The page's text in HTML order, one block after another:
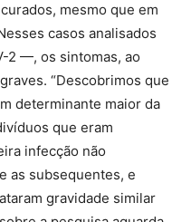
mesmo que em
casos analisados
2 —, os sintomas, ao
“Descobrimos que
determinante maior da
que eram
infecção não
as subsequentes, e
gravidade similar